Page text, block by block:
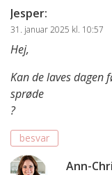
Jesper:
31. januar 2025 kl. 10:57
Hej,
Kan de laves dagen
sprøde
?
besvar
Ann-